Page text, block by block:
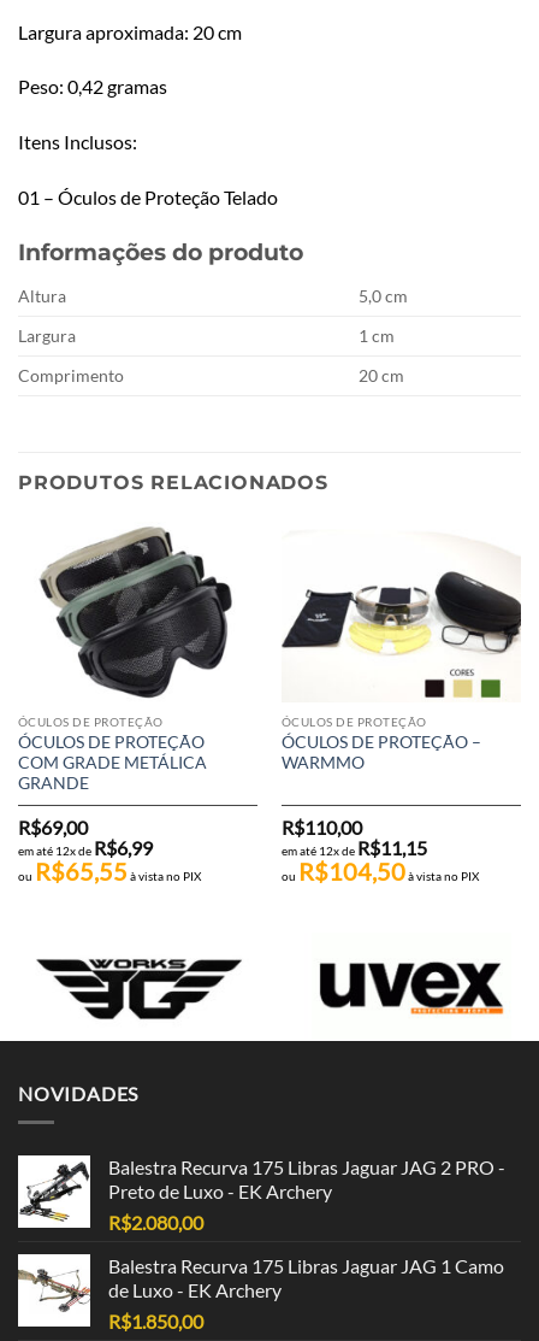
Largura aproximada: 20 cm
Peso: 0,42 gramas
Itens Inclusos:
01 – Óculos de Proteção Telado
Informações do produto
Altura
5,0 cm
Largura
1 cm
Comprimento
20 cm
PRODUTOS RELACIONADOS
ÓCULOS DE PROTEÇÃO
ÓCULOS DE PROTEÇÃO
COM GRADE METÁLICA
GRANDE
R$69,00
em até 12x de R$6,99
ou R$65,55 à vista no PIX
ÓCULOS DE PROTEÇÃO
ÓCULOS DE PROTEÇÃO –
WARMMO
R$110,00
em até 12x de R$11,15
ou R$104,50à vista no PIX
NOVIDADES
Balestra Recurva 175 Libras Jaguar JAG 2 PRO -
Preto de Luxo - EK Archery
R$2.080,00
Balestra Recurva 175 Libras Jaguar JAG 1 Camo
de Luxo - EK Archery
R$1.850,00